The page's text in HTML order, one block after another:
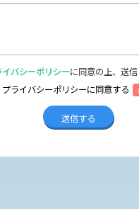
イバシーポリシーに同意の上、送信
プライバシーポリシーに同意する